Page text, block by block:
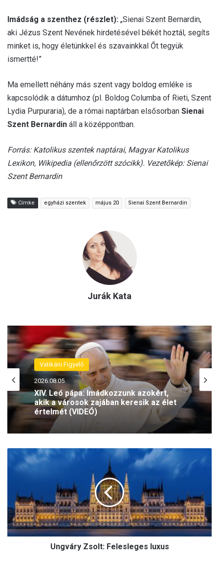
Imádság a szenthez (részlet): „Sienai Szent Bernardin,
aki Jézus Szent Nevének hirdetésével békét hoztál, segíts
minket is, hogy életünkkel és szavainkkal Őt tegyük
ismertté!”
Ma emellett néhány más szent vagy boldog emléke is
kapcsolódik a dátumhoz (pl. Boldog Columba of Rieti, Szent
Lydia Purpuraria), de a római naptárban elsősorban Sienai
Szent Bernardin áll a középpontban.
Forrás: Katolikus szentek naptárai, Magyar Katolikus
Lexikon, Wikipedia (ellenőrzött szócikk). Vezetőkép: Sienai
Szent Bernardin
Címke egyházi szentek május 20 Sienai Szent Bernardin
Jurák Kata
Vatikáni Figyelő
2026.08.05.
XIV. Leó pápa: Imádkozzunk azokért,
akik a városok zajában keresik az élet
értelmét (VIDEÓ)
Pengető
2026.08.04.
Gáspár Laci: Isten nagyon szeret engem
Z
s
Ungváry Zsolt: Felesleges luxus